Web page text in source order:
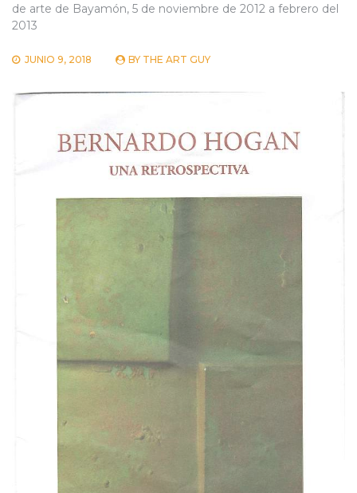
de arte de Bayamón, 5 de noviembre de 2012 a febrero del
2013
JUNIO 9, 2018 BY THE ART GUY